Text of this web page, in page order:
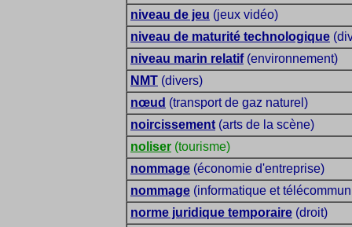
niveau de jeu (jeux vidéo)
niveau de maturité technologique
niveau marin relatif(environnement)
NMT (divers)
nœud (transport de gaz naturel)
noircissement (arts de la scène)
noliser (tourisme)
nommage (économie d'entreprise)
nommage (informatique et
norme juridique temporaire (droit)